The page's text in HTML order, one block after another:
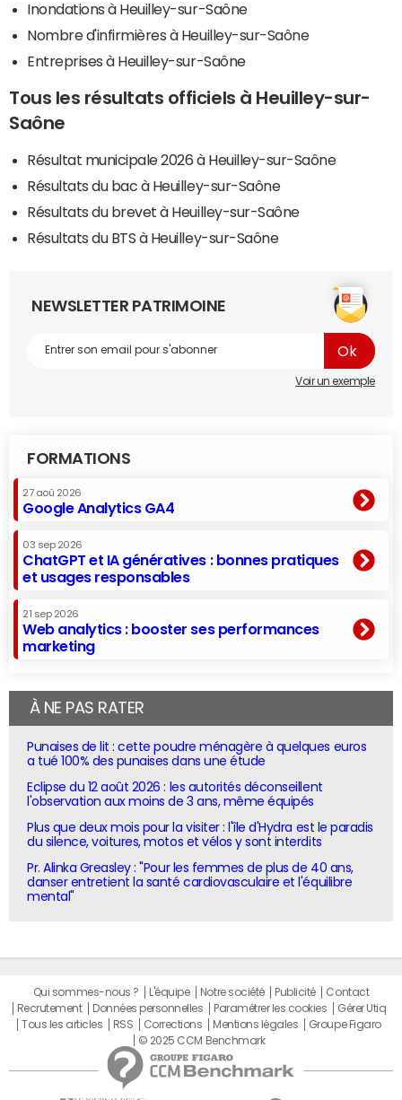
Inondations à Heuilley-sur-Saône
Nombre d'infirmières à Heuilley-sur-Saône
Entreprises à Heuilley-sur-Saône
Tous les résultats officiels à Heuilley-sur-
Saône
Résultat municipale 2026 à Heuilley-sur-Saône
Résultats du bac à Heuilley-sur-Saône
Résultats du brevet à Heuilley-sur-Saône
Résultats du BTS à Heuilley-sur-Saône
NEWSLETTER PATRIMOINE
Voir un exemple
FORMATIONS
27 aoû 2026
Google Analytics GA4
03 sep 2026
ChatGPT et IA génératives : bonnes pratiques
et usages responsables
21 sep 2026
Web analytics : booster ses performances
marketing
À NE PAS RATER
Punaises de lit : cette poudre ménagère à quelques euros
a tué 100% des punaises dans une étude
Eclipse du 12 août 2026 : les autorités déconseillent
l'observation aux moins de 3 ans, même équipés
Plus que deux mois pour la visiter : l'île d'Hydra est le paradis
du silence, voitures, motos et vélos y sont interdits
Pr. Alinka Greasley : "Pour les femmes de plus de 40 ans,
danser entretient la santé cardiovasculaire et l'équilibre
mental"
Qui sommes-nous ? L'équipe Notre société Publicité
Contact
Recrutement
Données personnelles Paramétrer les cookies
Gérer Utiq
Tous les articles
RSS Corrections Mentions légales
Groupe Figaro
© 2025 CCM Benchmark